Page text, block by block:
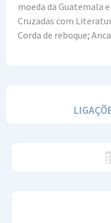
moeda da Guatemala
Cruzadas com
Corda de reboque;